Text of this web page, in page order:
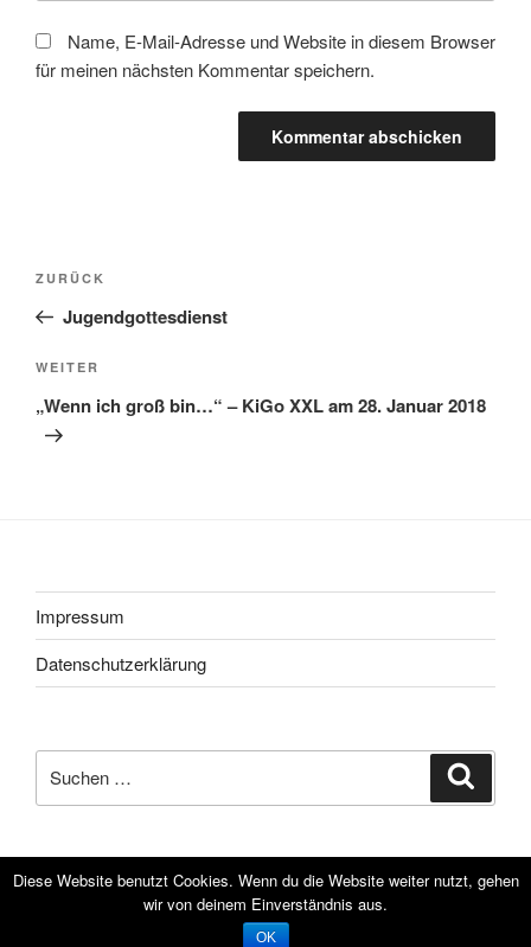
Name, E-Mail-Adresse und Website in diesem Browser
für meinen nächsten Kommentar speichern.
Beitragsnavigation
Vorheriger
Beitrag
ZURÜCK
Jugendgottesdienst
Nächster
Beitrag
WEITER
„Wenn ich groß bin…“ – KiGo XXL am 28. Januar 2018
Impressum
Datenschutzerklärung
nach:
Datenschutzerklärung Powered by WordPress
Diese Website benutzt Cookies. Wenn du die Website weiter nutzt, gehen
wir von deinem Einverständnis aus.
OK